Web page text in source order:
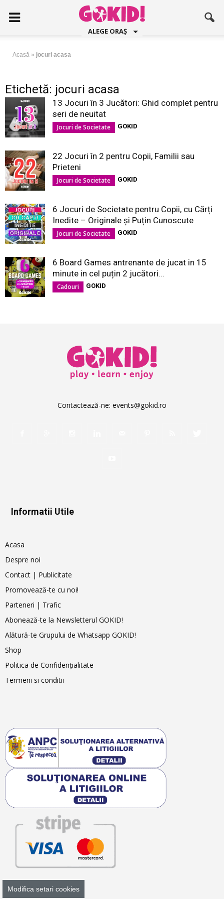
ALEGE ORAȘ
Acasă » jocuri acasa
Etichetă: jocuri acasa
13 Jocuri în 3 Jucători: Ghid complet pentru
seri de neuitat
Jocuri de Societate GOKID
22 Jocuri în 2 pentru Copii, Familii sau
Prieteni
Jocuri de Societate GOKID
6 Jocuri de Societate pentru Copii, cu Cărți
Inedite – Originale și Puțin Cunoscute
Jocuri de Societate GOKID
6 Board Games antrenante de jucat in 15
minute in cel puțin 2 jucători...
Cadouri GOKID
Contactează-ne: events@gokid.ro
Informatii Utile
Acasa
Despre noi
Contact | Publicitate
Promovează-te cu noi!
Parteneri | Trafic
Abonează-te la Newsletterul GOKID!
Alătură-te Grupului de Whatsapp GOKID!
Shop
Politica de Confidențialitate
Termeni si conditii
Modifica setari cookies